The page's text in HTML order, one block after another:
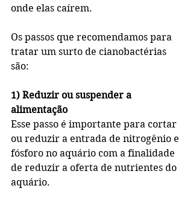
onde elas caírem.
Os passos que recomendamos para
tratar um surto de cianobactérias
são:
1) Reduzir ou suspender a
alimentação
Esse passo é importante para cortar
ou reduzir a entrada de nitrogênio e
fósforo no aquário com a finalidade
de reduzir a oferta de nutrientes do
aquário.